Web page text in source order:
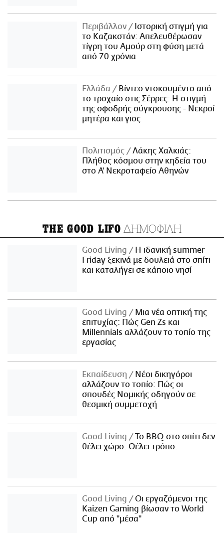
Περιβάλλον
Ιστορική στιγμή για
το Καζακστάν: Απελευθέρωσαν
τίγρη του Αμούρ στη φύση μετά
από 70 χρόνια
Ελλάδα
Βίντεο ντοκουμέντο από
το τροχαίο στις Σέρρες: Η στιγμή
της σφοδρής σύγκρουσης - Νεκροί
μητέρα και γιος
Πολιτισμός
Λάκης Χαλκιάς:
Πλήθος κόσμου στην κηδεία του
στο Α' Νεκροταφείο Αθηνών
THE GOOD LIFO ΔΗΜΟΦΙΛΗ
Good Living
Η ιδανική summer
Friday ξεκινά με δουλειά στο σπίτι
και καταλήγει σε κάποιο νησί
Good Living
Μια νέα οπτική της
επιτυχίας: Πώς Gen Zs και
Millennials αλλάζουν το τοπίο της
εργασίας
Εκπαίδευση
Νέοι δικηγόροι
αλλάζουν το τοπίο: Πώς οι
σπουδές Νομικής οδηγούν σε
θεσμική συμμετοχή
Good Living
Το BBQ στο σπίτι δεν
θέλει χώρο. Θέλει τρόπο.
Good Living
Οι εργαζόμενοι της
Kaizen Gaming βίωσαν το World
Cup από "μέσα"